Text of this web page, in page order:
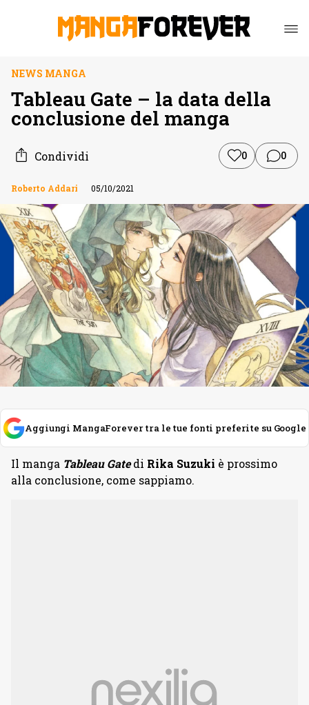
NEWS MANGA
Tableau Gate – la data della
conclusione del manga
Condividi 0 0
Roberto Addari 05/10/2021
Aggiungi MangaForever tra le tue fonti preferite su Google
Il manga Tableau Gatedi Rika Suzuki è prossimo
alla conclusione, come sappiamo.